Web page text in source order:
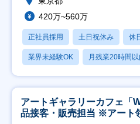
420万~560万
正社員採用 土日祝休み 休
業界未経験OK 月残業20時間以
アートギャラリーカフェ「
品接客・販売担当 ※アート